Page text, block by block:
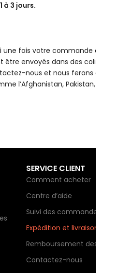
à 3 jours.
fois votre commande expédiée,
envoyés dans des colis
nous et nous ferons de notre
l’Afghanistan, Pakistan, Jordanie,
SERVICE CLIENT
Comment acheter
Centre d’aide
Suivi des commandes
Expédition et livraison
Remboursement des retours
Contactez-nous